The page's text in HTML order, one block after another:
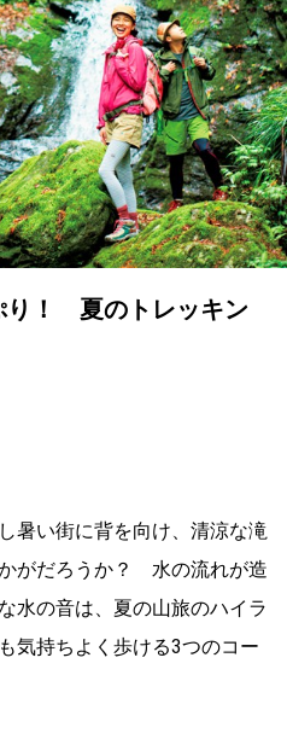
り！ 夏のトレッキン
暑い街に背を向け、清涼な滝
がだろうか？ 水の流れが造
水の音は、夏の山旅のハイラ
気持ちよく歩ける3つのコー